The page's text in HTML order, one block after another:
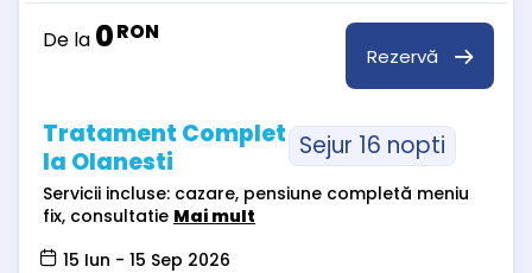
De la 0RON
Rezervă
Tratament Complet
la Olanesti
Sejur 16 nopti
Servicii incluse: cazare, pensiune completă meniu
fix, consultatie Mai mult
15 Iun - 15 Sep 2026